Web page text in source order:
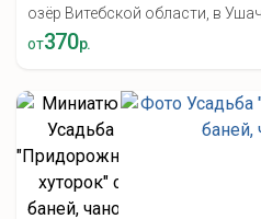
озёр Витебской области, в
от370р.